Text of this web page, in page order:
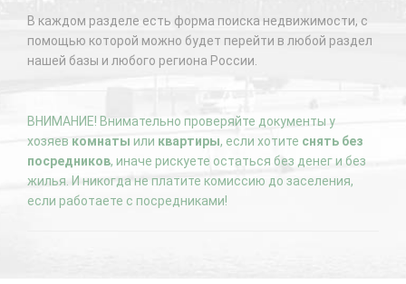
В каждом разделе есть форма поиска недвижимости, с
помощью которой можно будет перейти в любой раздел
нашей базы и любого региона России.
ВНИМАНИЕ! Внимательно проверяйте документы у
хозяев комнаты или квартиры, если хотите снять без
посредников, иначе рискуете остаться без денег и без
жилья. И никогда не платите комиссию до заселения,
если работаете с посредниками!